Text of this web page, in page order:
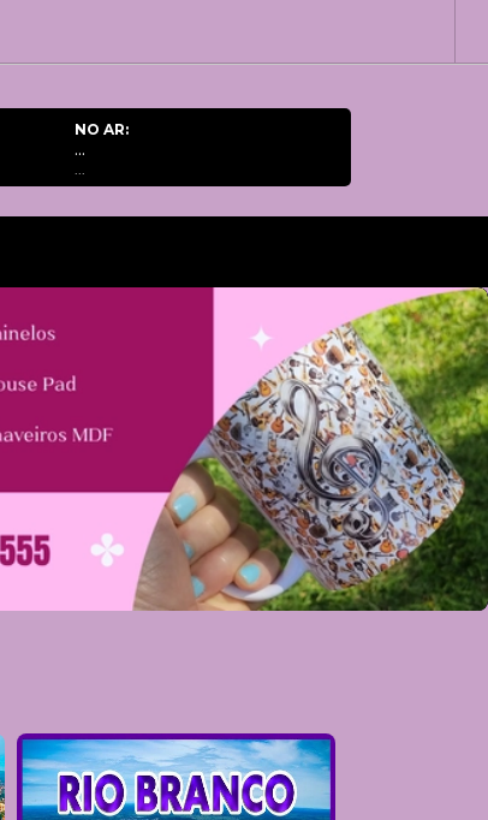
NO AR:
...